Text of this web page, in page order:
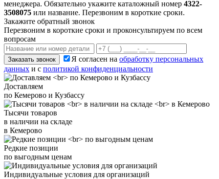
менеджера. Обязательно укажите каталожный номер 4322-
3508075 или название. Перезвоним в короткие сроки.
Закажите обратный звонок
Перезвоним в короткие сроки и проконсультируем по всем
вопросам
Заказать звонок Я согласен на обработку персональных
данных и с политикой конфиденциальности
Доставляем
по Кемерово и Кузбассу
Тысячи товаров
в наличии на складе
в Кемерово
Редкие позиции
по выгодным ценам
Индивидуальные условия для организаций